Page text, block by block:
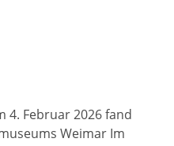
4. Februar 2026 fand
Weimar Im